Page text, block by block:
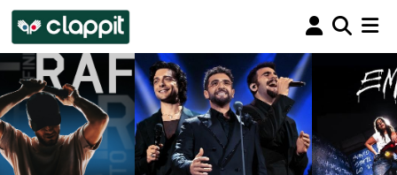
Clappit
biglietteria